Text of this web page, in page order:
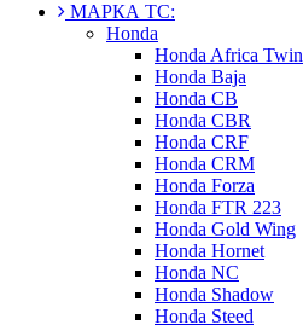
МАРКА ТС:
Honda
Honda Africa Twin
Honda Baja
Honda CB
Honda CBR
Honda CRF
Honda CRM
Honda Forza
Honda FTR 223
Honda Gold Wing
Honda Hornet
Honda NC
Honda Shadow
Honda Steed